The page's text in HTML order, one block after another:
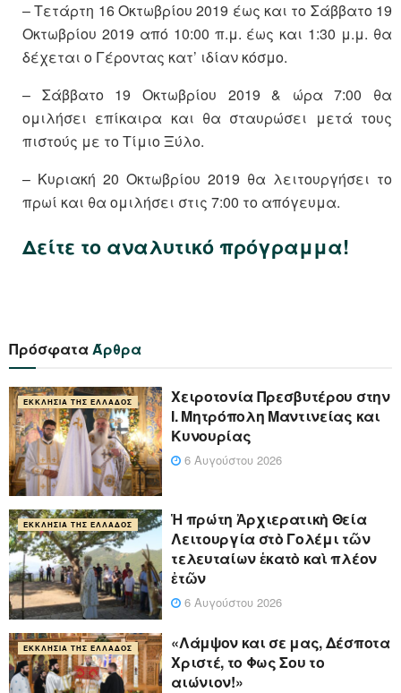
– Τετάρτη 16 Οκτωβρίου 2019 έως και το Σάββατο 19
Οκτωβρίου 2019 από 10:00 π.μ. έως και 1:30 μ.μ. θα
δέχεται ο Γέροντας κατ’ ιδίαν κόσμο.
– Σάββατο 19 Οκτωβρίου 2019 & ώρα 7:00 θα
ομιλήσει επίκαιρα και θα σταυρώσει μετά τους
πιστούς με το Τίμιο Ξύλο.
– Κυριακή 20 Οκτωβρίου 2019 θα λειτουργήσει το
πρωί και θα ομιλήσει στις 7:00 το απόγευμα.
Δείτε το αναλυτικό πρόγραμμα!
ΠρόσφαταΆρθρα
ΕΚΚΛΗΣΊΑ ΤΗΣ ΕΛΛΆΔΟΣ
Xειροτονία Πρεσβυτέρου στην
Ι. Μητρόπολη Μαντινείας και
Κυνουρίας
6 Αυγούστου 2026
ΕΚΚΛΗΣΊΑ ΤΗΣ ΕΛΛΆΔΟΣ
Ἡ πρώτη Ἀρχιερατικὴ Θεία
Λειτουργία στὸ Γολέμι τῶν
τελευταίων ἑκατὸ καὶ πλέον
ἐτῶν
6 Αυγούστου 2026
ΕΚΚΛΗΣΊΑ ΤΗΣ ΕΛΛΆΔΟΣ
«Λάμψον και σε μας, Δέσποτα
Χριστέ, το Φως Σου το
αιώνιον!»